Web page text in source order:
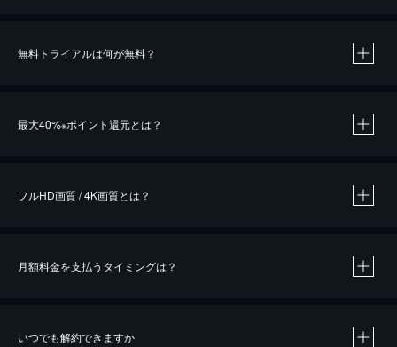
無料トライアルは何が無料？
最大40%※ポイント還元とは？
※40％ポイント還元の対象は、クレジットカード決済による作品の購入 / レンタルです。
iOSアプリのUコイン決済による作品の購入 / レンタルは、20％のポイント還元です。
フルHD画質 / 4K画質とは？
月額料金を支払うタイミングは？
いつでも解約できますか